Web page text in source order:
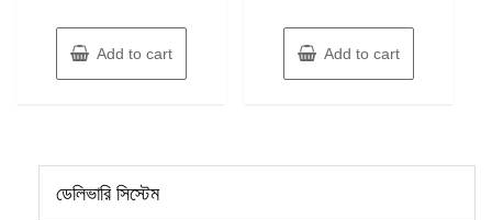
Add to cart Add to cart
ডেলিভারি সিস্টেম